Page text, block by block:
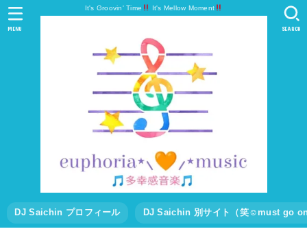
It's Groovin' Time It's Mellow Moment
DJ Saichin プロフィール DJ Saichin 別サイト（笑☺must go
SEARCH
MENU